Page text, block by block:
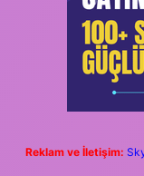
Reklam ve İletişim: